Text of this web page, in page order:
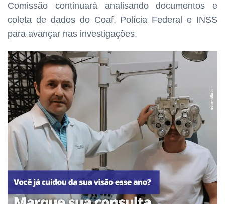
Comissão continuará analisando documentos e
coleta de dados do Coaf, Polícia Federal e INSS
para avançar nas investigações.